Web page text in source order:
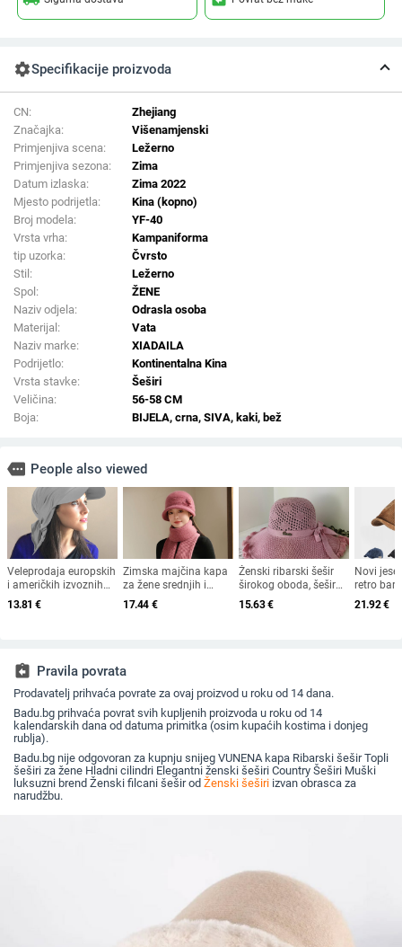
settingsSpecifikacije proizvoda
CN:
Zhejiang
Značajka:
Višenamjenski
Primjenjiva scena:
Ležerno
Primjenjiva sezona:
Zima
Datum izlaska:
Zima 2022
Mjesto podrijetla:
Kina (kopno)
Broj modela:
YF-40
Vrsta vrha:
Kampaniforma
tip uzorka:
Čvrsto
Stil:
Ležerno
Spol:
ŽENE
Naziv odjela:
Odrasla osoba
Materijal:
Vata
Naziv marke:
XIADAILA
Podrijetlo:
Kontinentalna Kina
Vrsta stavke:
Šeširi
Veličina:
56-58 CM
Boja:
BIJELA, crna, SIVA, kaki, bež
more People also viewed
Veleprodaja europskih
i američkih izvoznih
ljetnih bejzbolskih
kapa s vezicom na
13.81 €
Zimska majčina kapa
za žene srednjih i
starijih godina, pletena
od zečjeg krzna,
za umivaonik
17.44 €
Ženski ribarski šešir
širokog oboda, šešir
za sunce, pleteni šešir
za sunce, šešir za
15.63€
Novi
retro
21.92€
assignment_return Pravila povrata
Prodavatelj prihvaća povrate za ovaj proizvod u roku od 14 dana.
Badu.bg prihvaća povrat svih kupljenih proizvoda u roku od 14
kalendarskih dana od datuma primitka (osim kupaćih kostima i donjeg
rublja).
Badu.bg nije odgovoran za kupnju snijeg VUNENA kapa Ribarski šešir Topli
šeširi za žene Hladni cilindri Elegantni ženski šeširi Country Šeširi Muški
luksuzni brend Ženski filcani šešir od Ženski šeširi izvan obrasca za
narudžbu.